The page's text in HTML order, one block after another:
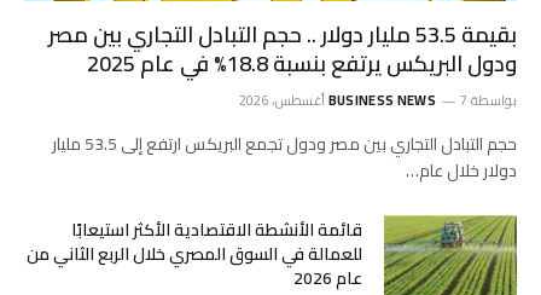
بقيمة 53.5 مليار دولار .. حجم التبادل التجاري بين مصر
ودول البريكس يرتفع بنسبة 18.8% في عام 2025
بواسطة BUSINESS NEWS 7 أغسطس، 2026
حجم التبادل التجاري بين مصر ودول تجمع البريكس ارتفع إلى 53.5 مليار
دولار خلال عام…
قائمة الأنشطة الاقتصادية الأكثر استيعابًا
للعمالة في السوق المصري خلال الربع الثاني من
عام 2026